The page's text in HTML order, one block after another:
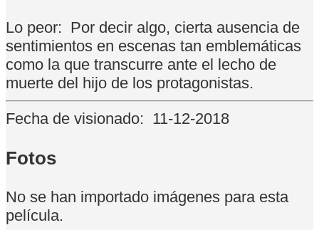
Lo peor: Por decir algo, cierta ausencia de
sentimientos en escenas tan emblemáticas
como la que transcurre ante el lecho de
muerte del hijo de los protagonistas.
Fecha de visionado: 11-12-2018
Fotos
No se han importado imágenes para esta
película.